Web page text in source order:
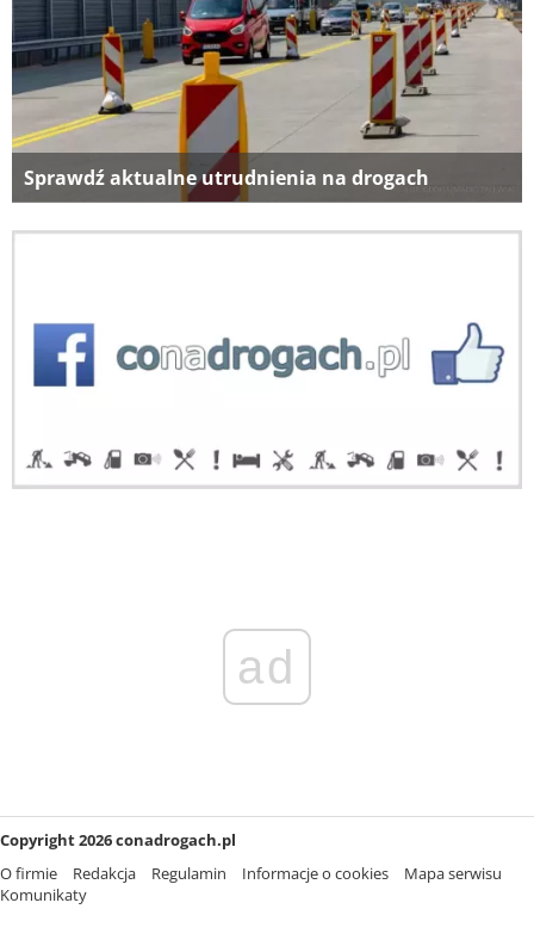
Sprawdź aktualne utrudnienia na drogach
ad
Copyright 2026 conadrogach.pl
O firmie
Redakcja Regulamin Informacje o cookies
Mapa serwisu
Komunikaty